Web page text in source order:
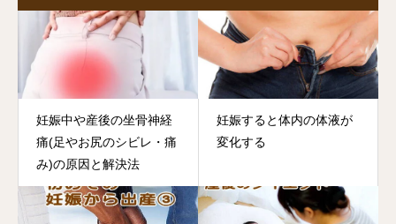
妊娠中や産後の坐骨神経
痛(足やお尻のシビレ・痛
み)の原因と解決法
妊娠すると体内の体液が
変化する